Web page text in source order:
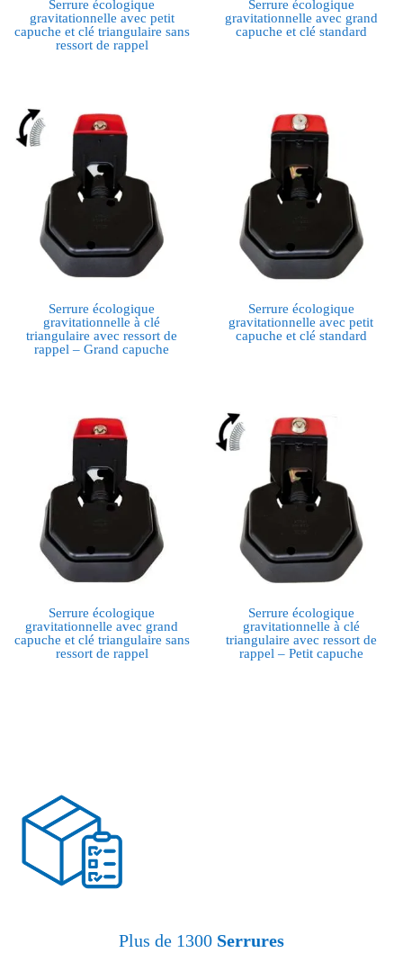
Serrure écologique
gravitationnelle avec petit
capuche et clé triangulaire sans
ressort de rappel
Serrure écologique
gravitationnelle avec grand
capuche et clé standard
Serrure écologique
gravitationnelle à clé
triangulaire avec ressort de
rappel – Grand capuche
Serrure écologique
gravitationnelle avec petit
capuche et clé standard
Serrure écologique
gravitationnelle avec grand
capuche et clé triangulaire sans
ressort de rappel
Serrure écologique
gravitationnelle à clé
triangulaire avec ressort de
rappel – Petit capuche
Plus de 1300 Serrures